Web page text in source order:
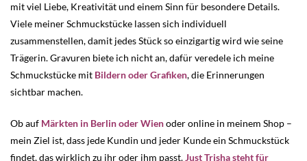
mit viel Liebe, Kreativität und einem Sinn für besondere Details.
Viele meiner Schmuckstücke lassen sich individuell
zusammenstellen, damit jedes Stück so einzigartig wird wie seine
Trägerin. Gravuren biete ich nicht an, dafür veredele ich meine
Schmuckstücke mit Bildern oder Grafiken, die Erinnerungen
sichtbar machen.
Ob auf Märkten in Berlin oder Wienoder online in meinem Shop –
mein Ziel ist, dass jede Kundin und jeder Kunde ein Schmuckstück
findet, das wirklich zu ihr oder ihm passt.Just Trisha steht für